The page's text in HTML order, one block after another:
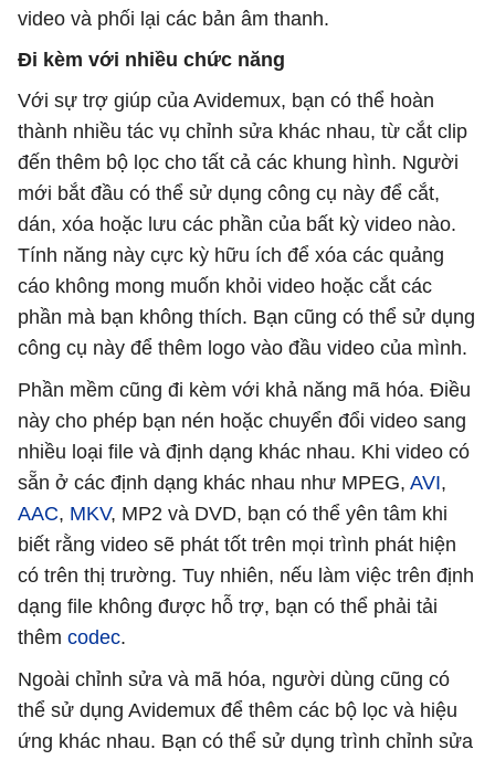
video và phối lại các bản âm thanh.
Đi kèm với nhiều chức năng
Với sự trợ giúp của Avidemux, bạn có thể hoàn
thành nhiều tác vụ chỉnh sửa khác nhau, từ cắt clip
đến thêm bộ lọc cho tất cả các khung hình. Người
mới bắt đầu có thể sử dụng công cụ này để cắt,
dán, xóa hoặc lưu các phần của bất kỳ video nào.
Tính năng này cực kỳ hữu ích để xóa các quảng
cáo không mong muốn khỏi video hoặc cắt các
phần mà bạn không thích. Bạn cũng có thể sử dụng
công cụ này để thêm logo vào đầu video của mình.
Phần mềm cũng đi kèm với khả năng mã hóa. Điều
này cho phép bạn nén hoặc chuyển đổi video sang
nhiều loại file và định dạng khác nhau. Khi video có
sẵn ở các định dạng khác nhau như MPEG, AVI,
AAC, MKV, MP2 và DVD, bạn có thể yên tâm khi
biết rằng video sẽ phát tốt trên mọi trình phát hiện
có trên thị trường. Tuy nhiên, nếu làm việc trên định
dạng file không được hỗ trợ, bạn có thể phải tải
thêm codec.
Ngoài chỉnh sửa và mã hóa, người dùng cũng có
thể sử dụng Avidemux để thêm các bộ lọc và hiệu
ứng khác nhau. Bạn có thể sử dụng trình chỉnh sửa